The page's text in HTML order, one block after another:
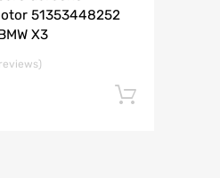
51353448252
X3